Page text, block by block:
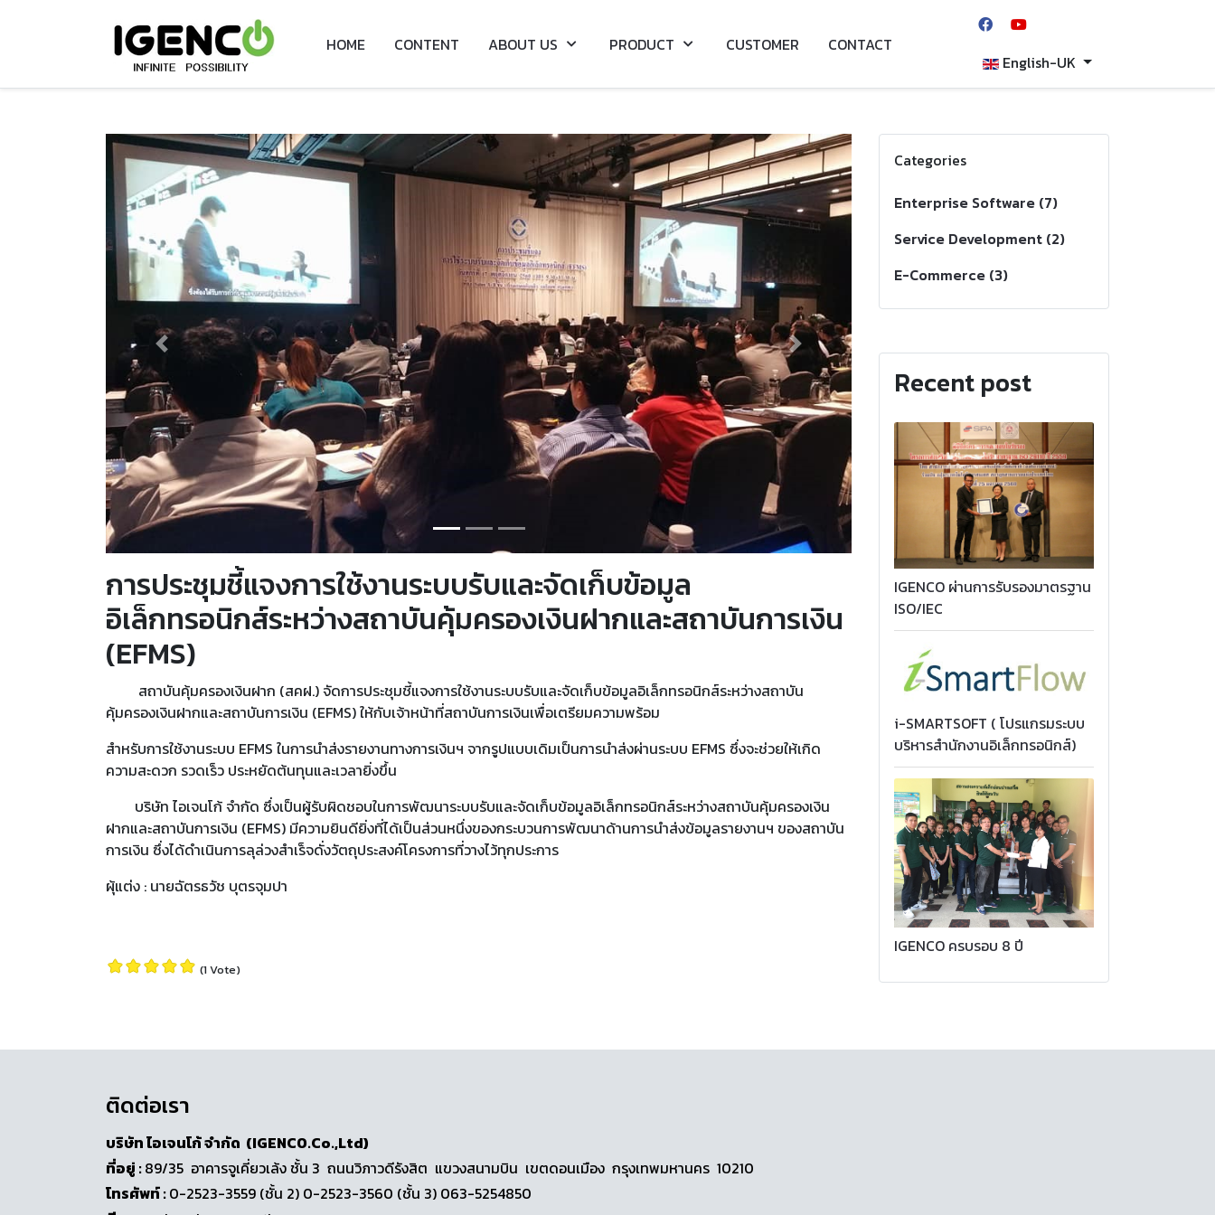
HOME CONTENT ABOUT US PRODUCT CUSTOMER
CONTACT
English-UK
Previous Next
การประชุมชี้แจงการใช้งานระบบรับและจัดเก็บข้อมูล
อิเล็กทรอนิกส์ระหว่างสถาบันคุ้มครองเงินฝากและสถาบันการเงิน
(EFMS)
สถาบันคุ้มครองเงินฝาก (สคฝ.) จัดการประชุมชี้แจงการใช้งานระบบรับและจัดเก็บข้อมูลอิเล็กทรอนิกส์ระหว่างสถาบัน
คุ้มครองเงินฝากและสถาบันการเงิน (EFMS) ให้กับเจ้าหน้าที่สถาบันการเงินเพื่อเตรียมความพร้อม
สำหรับการใช้งานระบบ EFMS ในการนำส่งรายงานทางการเงินฯ จากรูปแบบเดิมเป็นการนำส่งผ่านระบบ EFMS ซึ่งจะช่วยให้เกิด
ความสะดวก รวดเร็ว ประหยัดต้นทุนและเวลายิ่งขึ้น
บริษัท ไอเจนโก้ จำกัด ซึ่งเป็นผู้รับผิดชอบในการพัฒนาระบบรับและจัดเก็บข้อมูลอิเล็กทรอนิกส์ระหว่างสถาบันคุ้มครองเงิน
ฝากและสถาบันการเงิน (EFMS) มีความยินดียิ่งที่ได้เป็นส่วนหนึ่งของกระบวนการพัฒนาด้านการนำส่งข้อมูลรายงานฯ ของสถาบัน
การเงิน ซึ่งได้ดำเนินการลุล่วงสำเร็จดั่งวัตถุประสงค์โครงการที่วางไว้ทุกประการ
ผุ้แต่ง : นายฉัตรธวัช บุตรจุมปา
(1 Vote)
Categories
Enterprise Software (7)
Service Development (2)
E-Commerce (3)
Recent post
IGENCO ผ่านการรับรองมาตรฐาน
ISO/IEC
i-SMARTSOFT ( โปรแกรมระบบ
บริหารสำนักงานอิเล็กทรอนิกส์)
IGENCO ครบรอบ 8 ปี
ติดต่อเรา
บริษัท ไอเจนโก้ จำกัด (IGENCO.Co.,Ltd)
ที่อยู่ :89/35 อาคารจูเคี่ยวเล้ง ชั้น 3 ถนนวิภาวดีรังสิต แขวงสนามบิน เขตดอนเมือง กรุงเทพมหานคร 10210
โทรศัพท์ :0-2523-3559 (ชั้น 2) 0-2523-3560 (ชั้น 3) 063-5254850